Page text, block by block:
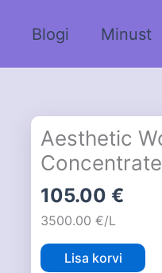
Blogi Minust
Aesthetic
105.00 €
3500.00 €/L
Lisa korvi